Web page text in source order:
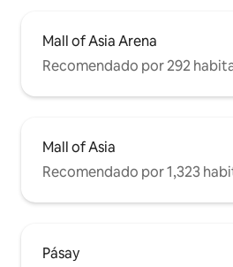
Mall of Asia Arena
Recomendado por 292
Mall of Asia
Recomendado por 1,323
Pásay